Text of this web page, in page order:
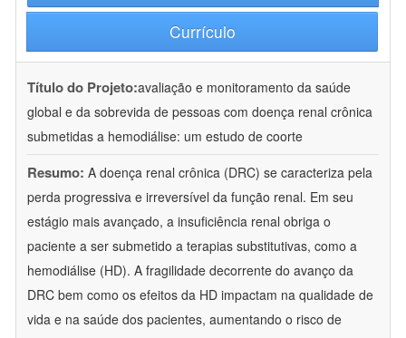
Currículo
Título do Projeto:avaliação e monitoramento da saúde
global e da sobrevida de pessoas com doença renal crônica
submetidas a hemodiálise: um estudo de coorte
Resumo: A doença renal crônica (DRC) se caracteriza pela
perda progressiva e irreversível da função renal. Em seu
estágio mais avançado, a insuficiência renal obriga o
paciente a ser submetido a terapias substitutivas, como a
hemodiálise (HD). A fragilidade decorrente do avanço da
DRC bem como os efeitos da HD impactam na qualidade de
vida e na saúde dos pacientes, aumentando o risco de